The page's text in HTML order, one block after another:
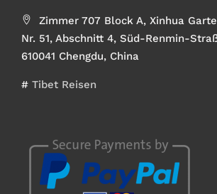
Zimmer 707 Block A, Xinhua
Nr. 51, Abschnitt 4, Süd-Renmin-
610041 Chengdu, China
# Tibet Reisen